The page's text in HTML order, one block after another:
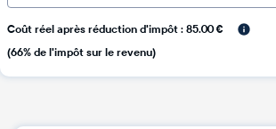
Coût réel après réduction d'impôt : 85.00 €
(66% de l'impôt sur le revenu)